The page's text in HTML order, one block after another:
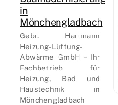
in
Mönchengladbach
Gebr. Hartmann
Heizung-Lüftung-
Abwärme GmbH – Ihr
Fachbetrieb für
Heizung, Bad und
Haustechnik in
Mönchengladbach